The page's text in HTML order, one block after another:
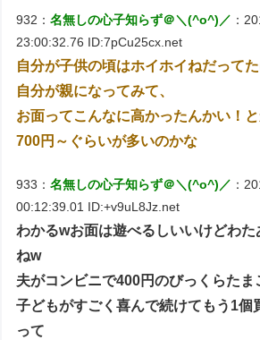
932：名無しの心子知らず＠＼(^o^)／ ：
23:00:32.76 ID:7pCu25cx.net
自分が子供の頃はホイホイねだって
自分が親になってみて、
お面ってこんなに高かったんかい！
700円～ぐらいが多いのかな
933：名無しの心子知らず＠＼(^o^)／ ：
00:12:39.01 ID:+v9uL8Jz.net
わかるwお面は遊べるしいいけどわた
ねw
夫がコンビニで400円のびっくらたま
子どもがすごく喜んで続けてもう1個
って